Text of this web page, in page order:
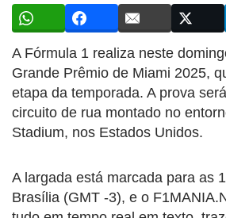
A Fórmula 1 realiza neste
Grande Prêmio de Miami 2025,
etapa da temporada. A prova
circuito de rua montado no
Stadium, nos Estados Unidos.
A largada está marcada para as
Brasília (GMT -3), e o